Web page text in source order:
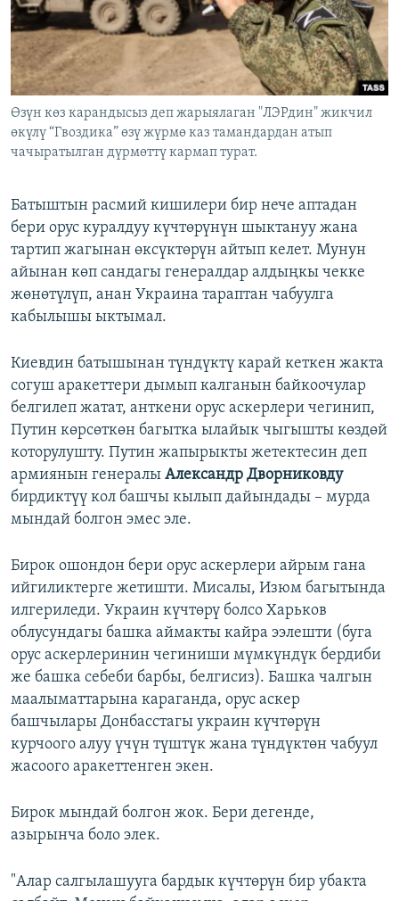
Өзүн көз карандысыз деп жарыялаган "ЛЭРдин" жикчил
өкүлү “Гвоздика” өзү жүрмө каз тамандардан атып
чачыратылган дүрмөттү кармап турат.
Батыштын расмий кишилери бир нече аптадан
бери орус куралдуу күчтөрүнүн шыктануу жана
тартип жагынан өксүктөрүн айтып келет. Мунун
айынан көп сандагы генералдар алдыңкы чекке
жөнөтүлүп, анан Украина тараптан чабуулга
кабылышы ыктымал.
Киевдин батышынан түндүктү карай кеткен жакта
согуш аракеттери дымып калганын байкоочулар
белгилеп жатат, анткени орус аскерлери чегинип,
Путин көрсөткөн багытка ылайык чыгышты көздөй
которулушту. Путин жапырыкты жетектесин деп
армиянын генералы Александр Дворниковду
бирдиктүү кол башчы кылып дайындады – мурда
мындай болгон эмес эле.
Бирок ошондон бери орус аскерлери айрым гана
ийгиликтерге жетишти. Мисалы, Изюм багытында
илгериледи. Украин күчтөрү болсо Харьков
облусундагы башка аймакты кайра ээлешти (буга
орус аскерлеринин чегиниши мүмкүндүк бердиби
же башка себеби барбы, белгисиз). Башка чалгын
маалыматтарына караганда, орус аскер
башчылары Донбасстагы украин күчтөрүн
курчоого алуу үчүн түштүк жана түндүктөн чабуул
жасоого аракеттенген экен.
Бирок мындай болгон жок. Бери дегенде,
азырынча боло элек.
"Алар салгылашууга бардык күчтөрүн бир убакта